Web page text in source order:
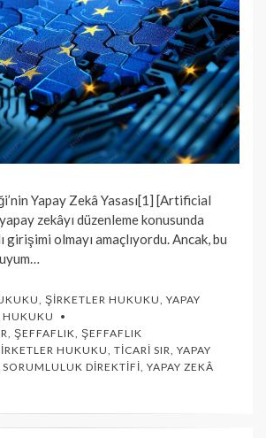
Yapay Zekâ Yasası[1] [Artificial
zekâyı düzenleme konusunda
girişimi olmayı amaçlıyordu. Ancak, bu
ŞIRKETLER HUKUKU YAPAY
HUKUKU
ŞEFFAFLIK ŞEFFAFLIK
HUKUKU TICARI SIR YAPAY
SORUMLULUK DIREKTIFI YAPAY ZEKÂ